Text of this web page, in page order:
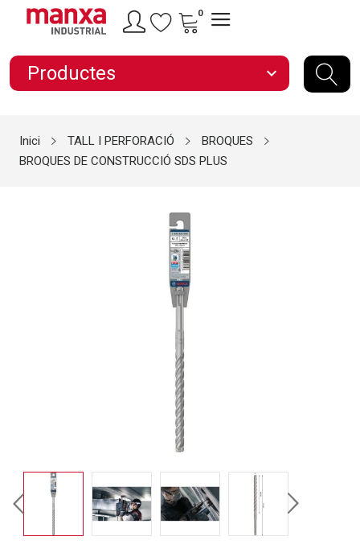
0
Productes expand_more
Inici TALL I PERFORACIÓ
BROQUES
BROQUES DE CONSTRUCCIÓ SDS PLUS